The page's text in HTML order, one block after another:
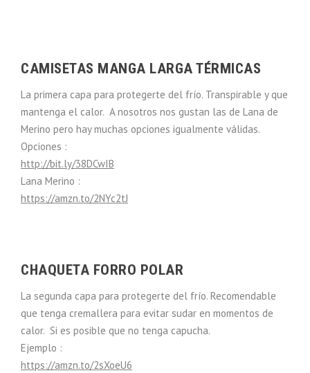
CAMISETAS MANGA LARGA TÉRMICAS
La primera capa para protegerte del frío. Transpirable y que
mantenga el calor. A nosotros nos gustan las de Lana de
Merino pero hay muchas opciones igualmente válidas.
Opciones :
http://bit.ly/38DCwIB
Lana Merino :
https://amzn.to/2NYc2tJ
CHAQUETA FORRO POLAR
La segunda capa para protegerte del frío. Recomendable
que tenga cremallera para evitar sudar en momentos de
calor. Si es posible que no tenga capucha.
Ejemplo :
https://amzn.to/2sXoeU6